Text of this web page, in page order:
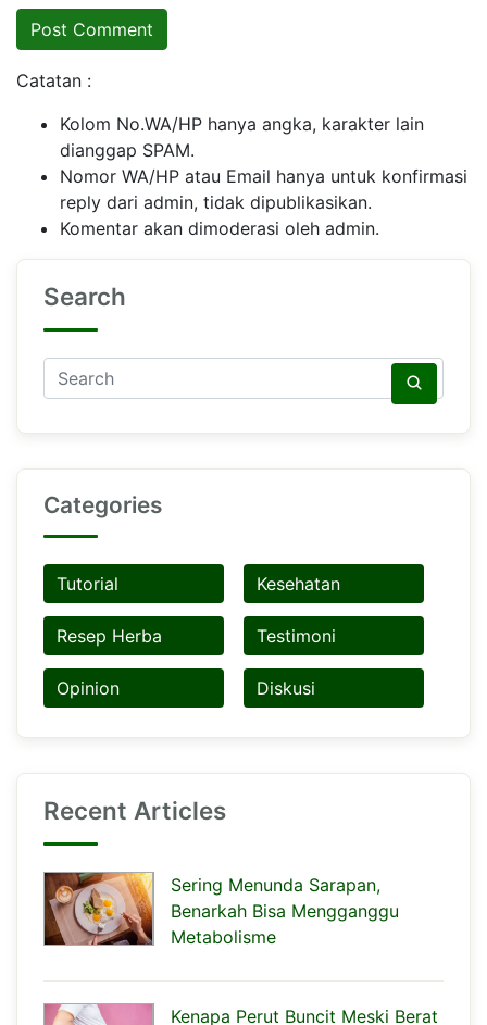
Catatan :
Kolom No.WA/HP hanya angka, karakter lain
dianggap SPAM.
Nomor WA/HP atau Email hanya untuk konfirmasi
reply dari admin, tidak dipublikasikan.
Komentar akan dimoderasi oleh admin.
Search
Categories
Tutorial Kesehatan
Resep Herba Testimoni
Opinion Diskusi
Recent Articles
Sering Menunda Sarapan,
Benarkah Bisa Mengganggu
Metabolisme
Kenapa Perut Buncit Meski Berat